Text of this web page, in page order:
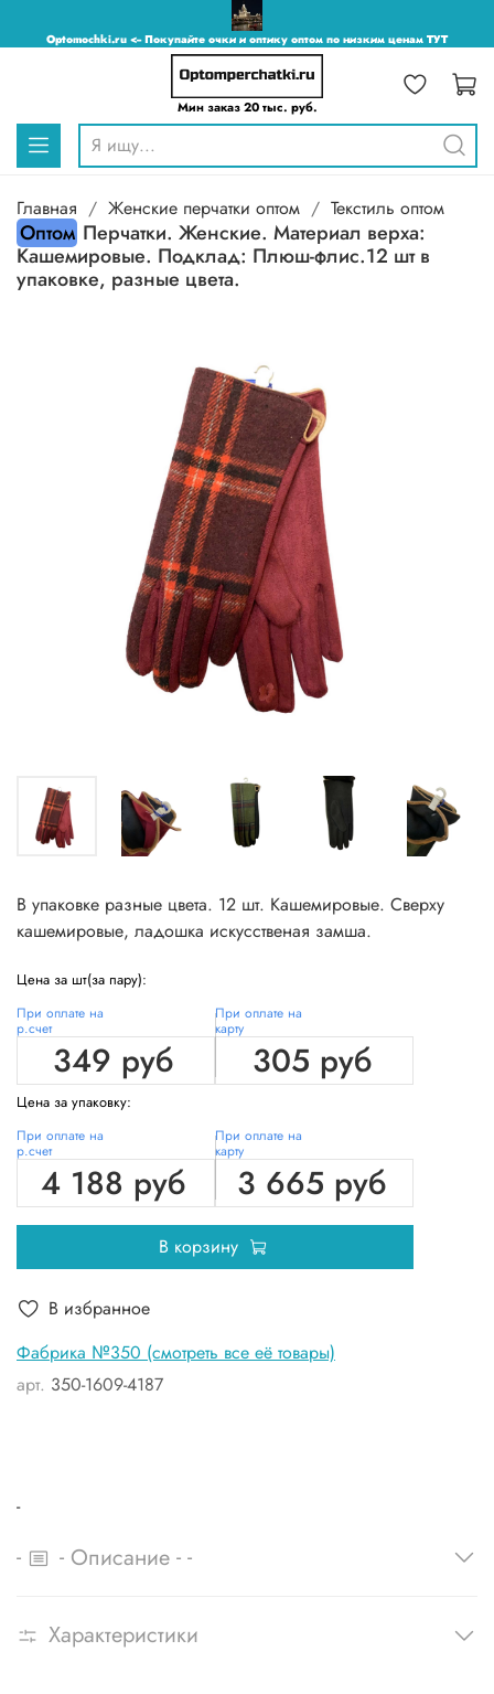
Optomochki.ru <-- Покупайте очки и оптику оптом по низким ценам ТУТ
Мин заказ 20 тыс. руб.
Главная Женские перчатки оптом Текстиль оптом
Оптом Перчатки. Женские. Материал верха:
Кашемировые. Подклад: Плюш-флис.12 шт в
упаковке, разные цвета.
Фабрика №350 (смотреть все её товары)
арт. 350-1609-4187
В упаковке разные цвета. 12 шт. Кашемировые. Сверху
кашемировые, ладошка искусственая замша.
Цена за шт(за пару):
При оплате на
р.счет
349 руб
При оплате на
карту
305 руб
Цена за упаковку:
При оплате на
р.счет
4 188 руб
При оплате на
карту
3 665 руб
В корзину
В избранное
-
- - Описание - -
Характеристики